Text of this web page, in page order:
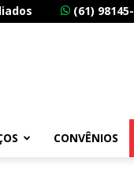
(61)
CONVÊNIOS